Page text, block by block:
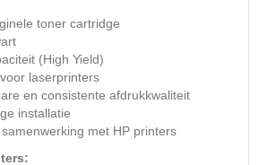
toner cartridge
(High Yield)
laserprinters
en consistente afdrukkwaliteit
installatie
met HP printers